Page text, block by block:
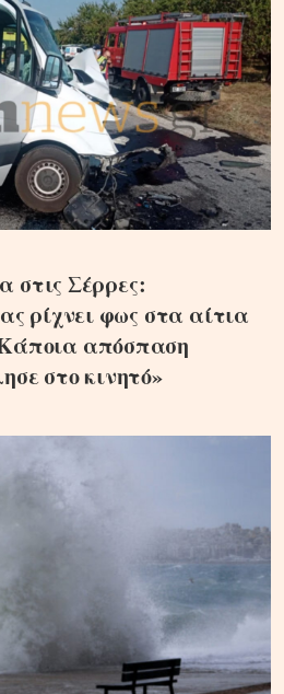
στις Σέρρες:
ρίχνει φως στα αίτια
απόσπαση
στο κινητό»